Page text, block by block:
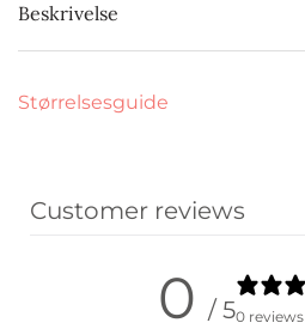
Beskrivelse
Størrelsesguide
Customer reviews
0 / 50 reviews